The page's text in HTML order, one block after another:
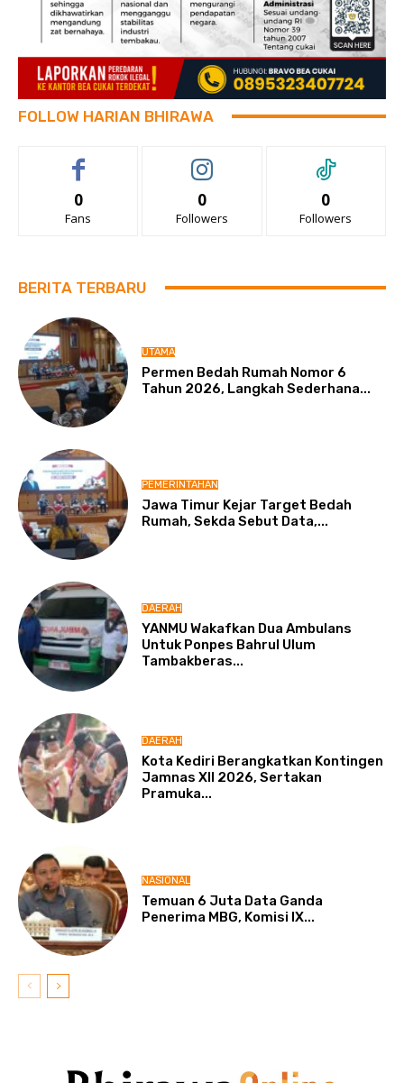
FOLLOW HARIAN BHIRAWA
0
Fans
0
Followers
0
Followers
BERITA TERBARU
UTAMA
Permen Bedah Rumah Nomor 6
Tahun 2026, Langkah Sederhana...
PEMERINTAHAN
Jawa Timur Kejar Target Bedah
Rumah, Sekda Sebut Data,...
DAERAH
YANMU Wakafkan Dua Ambulans
Untuk Ponpes Bahrul Ulum
Tambakberas...
DAERAH
Kota Kediri Berangkatkan Kontingen
Jamnas XII 2026, Sertakan
Pramuka...
NASIONAL
Temuan 6 Juta Data Ganda
Penerima MBG, Komisi IX...